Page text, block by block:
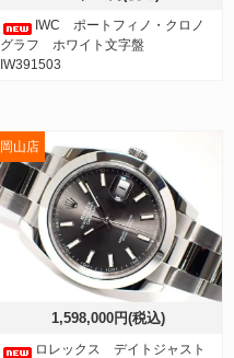
IWC ポートフィノ・クロノ
グラフ ホワイト文字盤
IW391503
1,598,000円(税込)
ロレックス デイトジャスト
岡山店